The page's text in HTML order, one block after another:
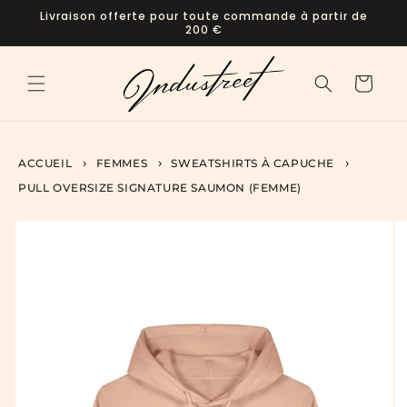
passer
Livraison offerte pour toute commande à partir de
200 €
Panier
ACCUEIL FEMMES
SWEATSHIRTS À CAPUCHE
PULL OVERSIZE SIGNATURE SAUMON (FEMME)
Passer aux